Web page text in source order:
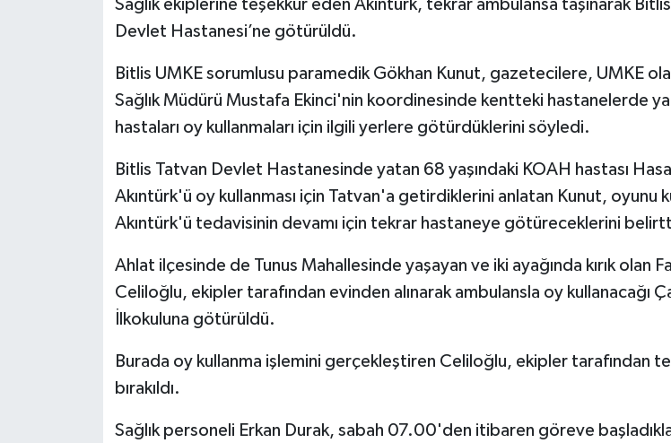
Sağlık ekiplerine teşekkür eden Akıntürk, tekrar ambulansa taşınarak
Devlet Hastanesi’ne götürüldü.
Bitlis UMKE sorumlusu paramedik Gökhan Kunut, gazetecilere, UMKE
Sağlık Müdürü Mustafa Ekinci'nin koordinesinde kentteki hastanelerde
hastaları oy kullanmaları için ilgili yerlere götürdüklerini söyledi.
Bitlis Tatvan Devlet Hastanesinde yatan 68 yaşındaki KOAH hastası
Akıntürk'ü oy kullanması için Tatvan'a getirdiklerini anlatan Kunut, oyunu
Akıntürk'ü tedavisinin devamı için tekrar hastaneye götüreceklerini
Ahlat ilçesinde de Tunus Mahallesinde yaşayan ve iki ayağında kırık olan
Celiloğlu, ekipler tarafından evinden alınarak ambulansla oy kullanacağı
İlkokuluna götürüldü.
Burada oy kullanma işlemini gerçekleştiren Celiloğlu, ekipler tarafından
bırakıldı.
Sağlık personeli Erkan Durak, sabah 07.00'den itibaren göreve